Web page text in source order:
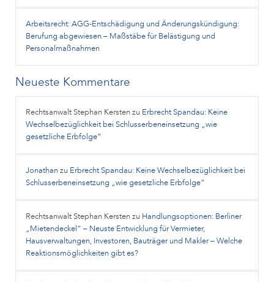
Arbeitsrecht: AGG-Entschädigung und Änderungskündigung:
Berufung abgewiesen – Maßstäbe für Belästigung und
Personalmaßnahmen
Neueste Kommentare
Rechtsanwalt Stephan Kersten zu Erbrecht Spandau: Keine
Wechselbezüglichkeit bei Schlusserbeneinsetzung „wie
gesetzliche Erbfolge“
Jonathan zu Erbrecht Spandau: Keine Wechselbezüglichkeit bei
Schlusserbeneinsetzung „wie gesetzliche Erbfolge“
Rechtsanwalt Stephan Kersten zu Handlungsoptionen: Berliner
„Mietendeckel“ – Neuste Entwicklung für Vermieter,
Hausverwaltungen, Investoren, Bauträger und Makler – Welche
Reaktionsmöglichkeiten gibt es?